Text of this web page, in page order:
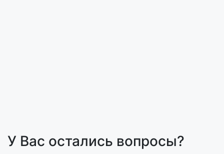
У Вас остались вопросы?